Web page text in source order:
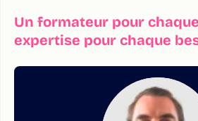
Un formateur pour
expertise pour chaque